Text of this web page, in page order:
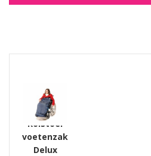
Rolstoel
voetenzak
Delux